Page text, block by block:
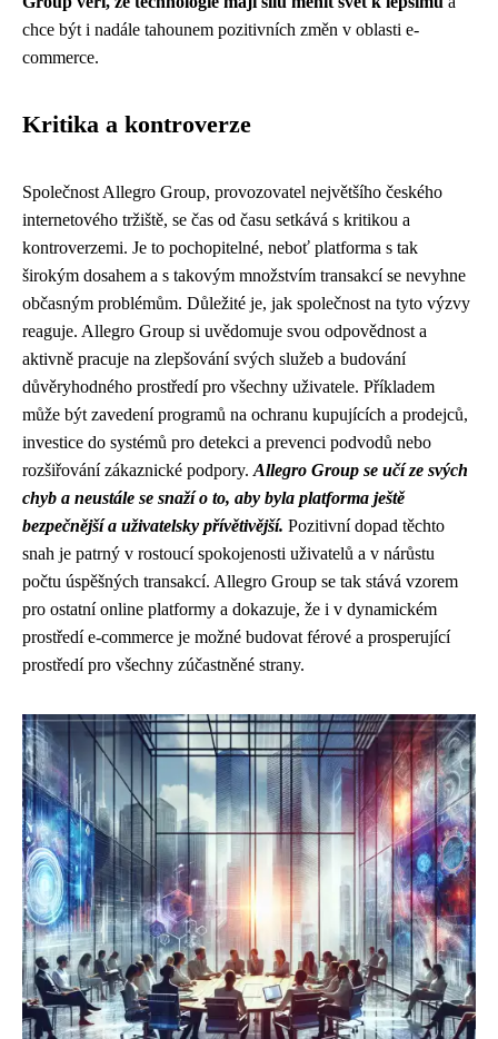
chce být i nadále tahounem pozitivních změn v oblasti e-
commerce.
Kritika a kontroverze
Společnost Allegro Group, provozovatel největšího českého
internetového tržiště, se čas od času setkává s kritikou a
kontroverzemi. Je to pochopitelné, neboť platforma s tak
širokým dosahem a s takovým množstvím transakcí se nevyhne
občasným problémům. Důležité je, jak společnost na tyto výzvy
reaguje. Allegro Group si uvědomuje svou odpovědnost a
aktivně pracuje na zlepšování svých služeb a budování
důvěryhodného prostředí pro všechny uživatele. Příkladem
může být zavedení programů na ochranu kupujících a prodejců,
investice do systémů pro detekci a prevenci podvodů nebo
rozšiřování zákaznické podpory. Allegro Group se učí ze svých
chyb a neustále se snaží o to, aby byla platforma ještě
bezpečnější a uživatelsky přívětivější. Pozitivní dopad těchto
snah je patrný v rostoucí spokojenosti uživatelů a v nárůstu
počtu úspěšných transakcí. Allegro Group se tak stává vzorem
pro ostatní online platformy a dokazuje, že i v dynamickém
prostředí e-commerce je možné budovat férové a prosperující
prostředí pro všechny zúčastněné strany.